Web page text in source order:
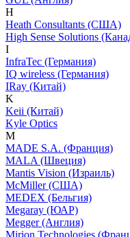
H
Heath Consultants (США)
High Sense Solutions
I
InfraTec (Германия)
IQ wireless (Германия)
IRay (Китай)
K
Keii (Китай)
Kyle Optics
M
MADE S.A. (Франция)
MALA (Швеция)
Mantis Vision (Израиль)
McMiller (США)
MEDEX (Бельгия)
Megaray (ЮАР)
Megger (Англия)
Mirion Technologies